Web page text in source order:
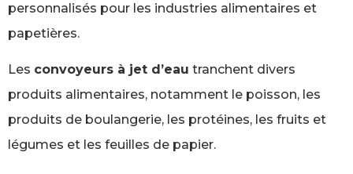
personnalisés pour les industries alimentaires et
papetières.
Les convoyeurs à jet d’eau tranchent divers
produits alimentaires, notamment le poisson, les
produits de boulangerie, les protéines, les fruits et
légumes et les feuilles de papier.